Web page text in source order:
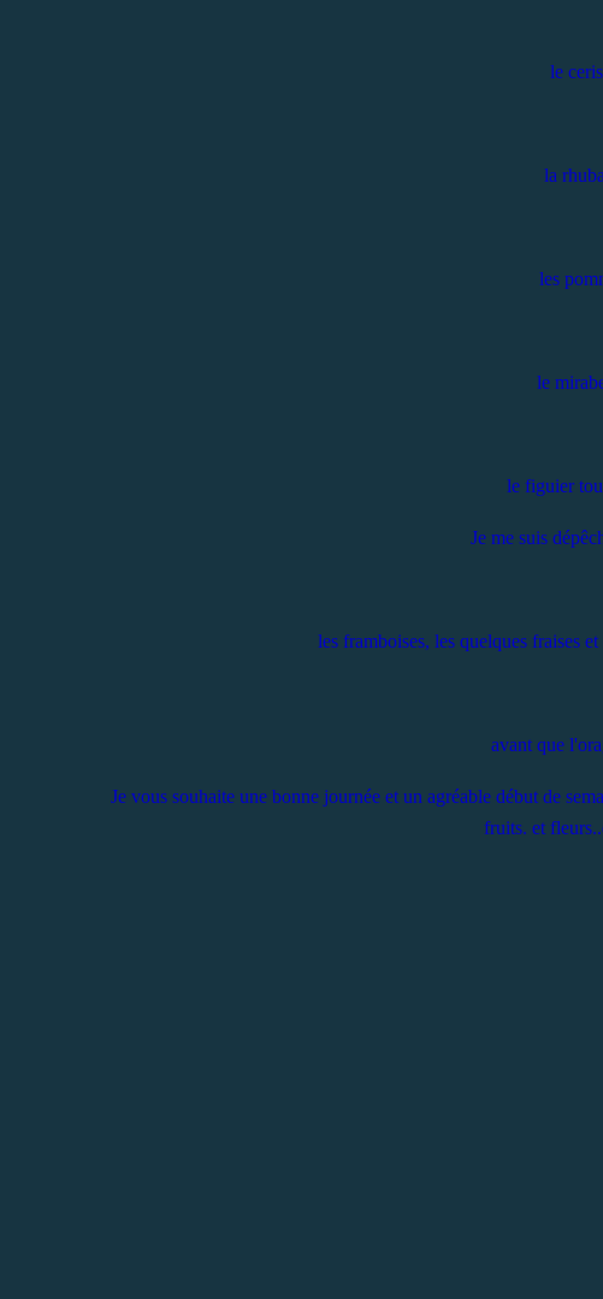
le
la
les
le
le figuier
Je me suis
les framboises, les quelques fraises
avant que
Je vous souhaite une bonne journée et un agréable début de
fruits. et